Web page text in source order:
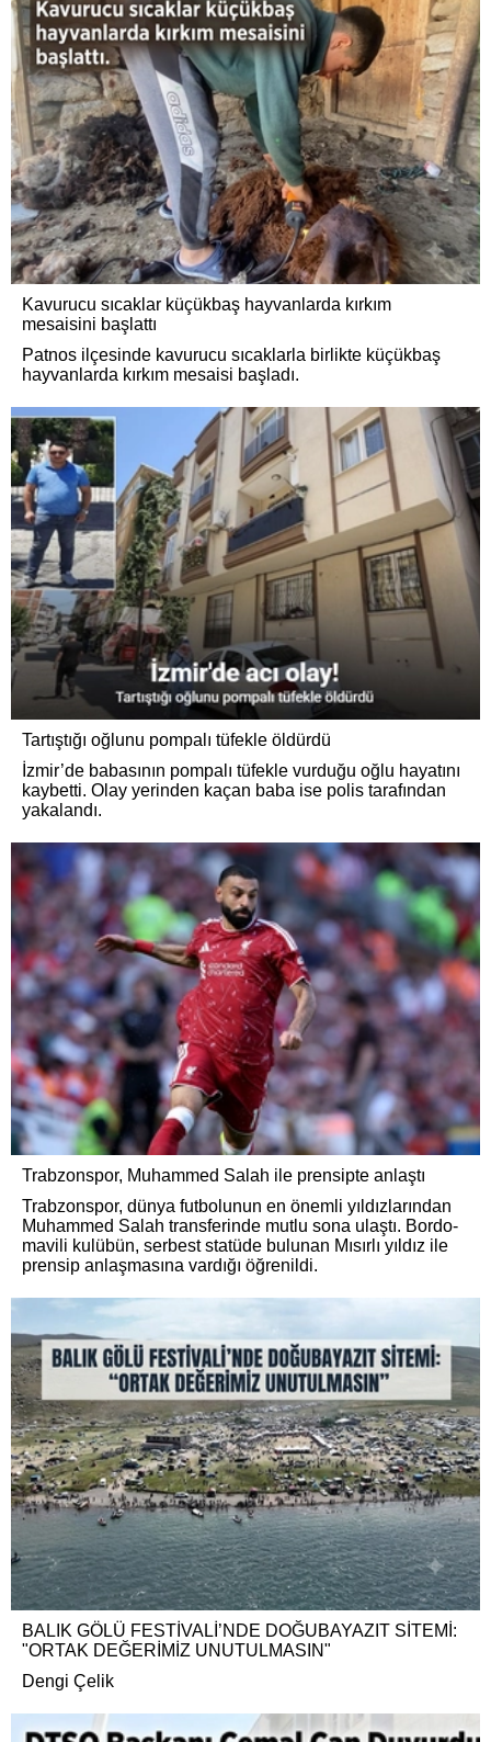
Kavurucu sıcaklar küçükbaş hayvanlarda kırkım
mesaisini başlattı
Patnos ilçesinde kavurucu sıcaklarla birlikte küçükbaş
hayvanlarda kırkım mesaisi başladı.
Tartıştığı oğlunu pompalı tüfekle öldürdü
İzmir’de babasının pompalı tüfekle vurduğu oğlu hayatını
kaybetti. Olay yerinden kaçan baba ise polis tarafından
yakalandı.
Trabzonspor, Muhammed Salah ile prensipte anlaştı
Trabzonspor, dünya futbolunun en önemli yıldızlarından
Muhammed Salah transferinde mutlu sona ulaştı. Bordo-
mavili kulübün, serbest statüde bulunan Mısırlı yıldız ile
prensip anlaşmasına vardığı öğrenildi.
BALIK GÖLÜ FESTİVALİ’NDE DOĞUBAYAZIT SİTEMİ:
"ORTAK DEĞERİMİZ UNUTULMASIN"
Dengi Çelik